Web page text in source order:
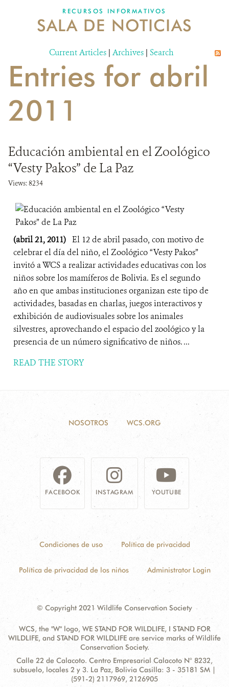
NOSOTROS
DONA
RECURSOS INFORMATIVOS
SALA DE NOTICIAS
Current Articles | Archives | Search
Entries for abril
2011
Educación ambiental en el Zoológico
“Vesty Pakos” de La Paz
Views: 8234
(abril 21, 2011) El 12 de abril pasado, con motivo de
celebrar el día del niño, el Zoológico “Vesty Pakos”
invitó a WCS a realizar actividades educativas con los
niños sobre los mamíferos de Bolivia. Es el segundo
año en que ambas instituciones organizan este tipo de
actividades, basadas en charlas, juegos interactivos y
exhibición de audiovisuales sobre los animales
silvestres, aprovechando el espacio del zoológico y la
presencia de un número significativo de niños. ...
READ THE STORY
NOSOTROS WCS.ORG
FACEBOOK INSTAGRAM YOUTUBE
Condiciones de uso Política de privacidad
Política de privacidad de los niños Administrator Login
© Copyright 2021 Wildlife Conservation Society
WCS, the "W" logo, WE STAND FOR WILDLIFE, I STAND FOR
WILDLIFE, and STAND FOR WILDLIFE are service marks of Wildlife
Conservation Society.
Contact
Information
Address:
Calle 22 de Calacoto. Centro Empresarial Calacoto N° 8232,
subsuelo, locales 2 y 3. La Paz, Bolivia Casilla: 3 - 35181 SM |
(591-2) 2117969, 2126905